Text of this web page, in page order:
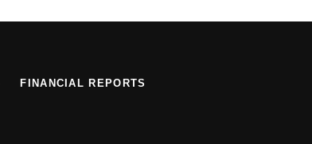
FINANCIAL REPORTS